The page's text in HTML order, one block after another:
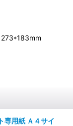
専用紙 Ａ４サイ